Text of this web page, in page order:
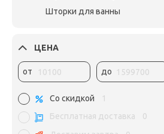
Шторки для ванны
ЦЕНА
от до
Со скидкой
1
Бесплатная доставка
0